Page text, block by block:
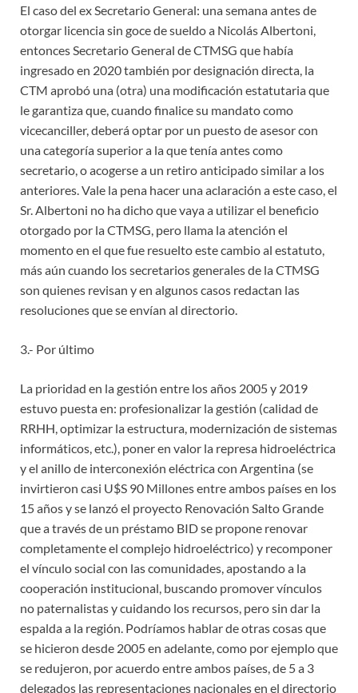
El caso del ex Secretario General: una semana antes de
otorgar licencia sin goce de sueldo a Nicolás Albertoni,
entonces Secretario General de CTMSG que había
ingresado en 2020 también por designación directa, la
CTM aprobó una (otra) una modificación estatutaria que
le garantiza que, cuando finalice su mandato como
vicecanciller, deberá optar por un puesto de asesor con
una categoría superior a la que tenía antes como
secretario, o acogerse a un retiro anticipado similar a los
anteriores. Vale la pena hacer una aclaración a este caso, el
Sr. Albertoni no ha dicho que vaya a utilizar el beneficio
otorgado por la CTMSG, pero llama la atención el
momento en el que fue resuelto este cambio al estatuto,
más aún cuando los secretarios generales de la CTMSG
son quienes revisan y en algunos casos redactan las
resoluciones que se envían al directorio.
3.- Por último
La prioridad en la gestión entre los años 2005 y 2019
estuvo puesta en: profesionalizar la gestión (calidad de
RRHH, optimizar la estructura, modernización de sistemas
informáticos, etc.), poner en valor la represa hidroeléctrica
y el anillo de interconexión eléctrica con Argentina (se
invirtieron casi U$S 90 Millones entre ambos países en los
15 años y se lanzó el proyecto Renovación Salto Grande
que a través de un préstamo BID se propone renovar
completamente el complejo hidroeléctrico) y recomponer
el vínculo social con las comunidades, apostando a la
cooperación institucional, buscando promover vínculos
no paternalistas y cuidando los recursos, pero sin dar la
espalda a la región. Podríamos hablar de otras cosas que
se hicieron desde 2005 en adelante, como por ejemplo que
se redujeron, por acuerdo entre ambos países, de 5 a 3
delegados las representaciones nacionales en el directorio